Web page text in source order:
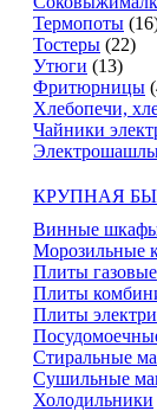
Термопоты
Тостеры (22)
Утюги (13)
Фритюрницы
Хлебопечи,
Чайники
КРУПНАЯ
Винные
Морозильные
Плиты газовые
Плиты
Плиты
Стиральные
Сушильные
Холодильники